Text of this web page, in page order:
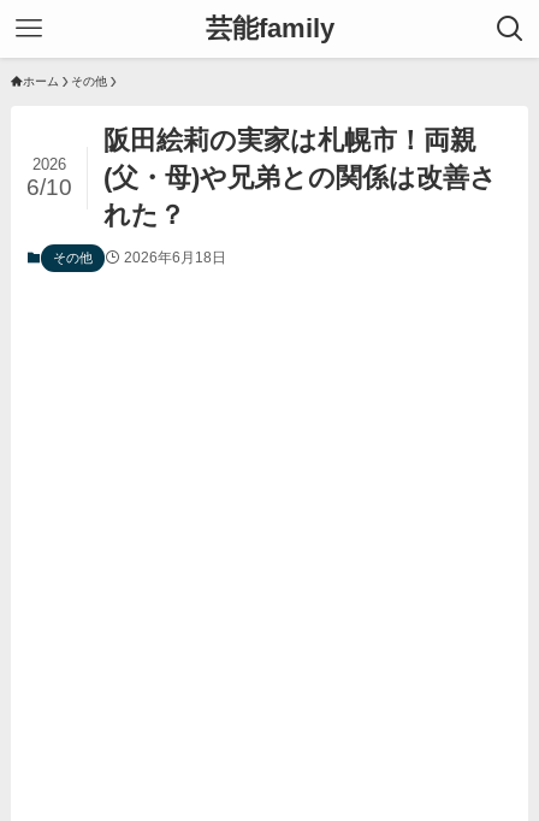
芸能family
ホーム その他
阪田絵莉の実家は札幌市！両親
(父・母)や兄弟との関係は改善さ
れた？
2026
6/10
その他 2026年6月18日